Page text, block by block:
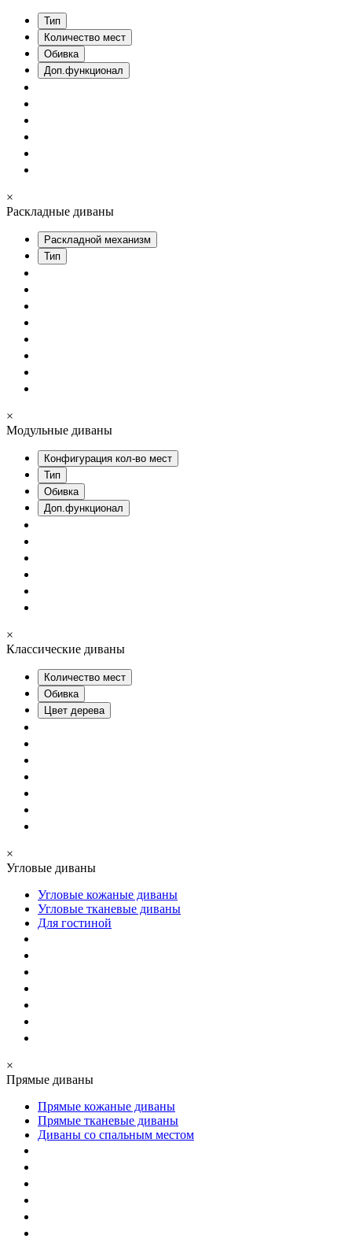
Тип
Количество мест
Обивка
Доп.функционал
×
Раскладные диваны
Раскладной механизм
Тип
×
Модульные диваны
Конфигурация кол-во мест
Тип
Обивка
Доп.функционал
×
Классические диваны
Количество мест
Обивка
Цвет дерева
×
Угловые диваны
Угловые кожаные диваны
Угловые тканевые диваны
Для гостиной
×
Прямые диваны
Прямые кожаные диваны
Прямые тканевые диваны
Диваны со спальным местом